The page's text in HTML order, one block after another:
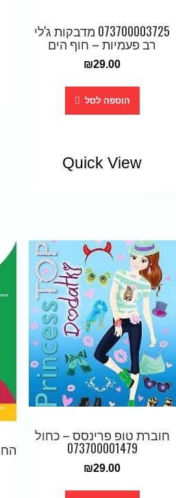
073700003725 מדבקות ג'לי
רב פעמיות – חוף הים
₪29.00
הוספה לסל
Quick View
חוברת טופ פרינסס – כחול
073700001479
₪29.00